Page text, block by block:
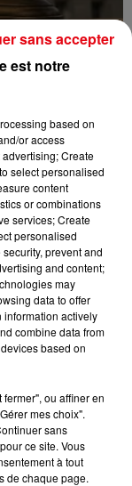
à six mois de
est notre
based on
or access
Create
select personalised
content
or combinations
services; Create
personalised
prevent and
and content;
may
data to offer
information actively
combine data from
based on
ou affiner en
mes choix".
sans
ce site. Vous
à tout
de chaque page.
sans accepter